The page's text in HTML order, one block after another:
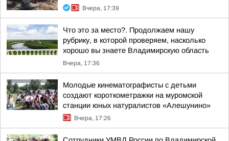
Вчера, 17:39
Что это за место?. Продолжаем нашу
рубрику, в которой проверяем, насколько
хорошо вы знаете Владимирскую область
Вчера, 17:36
Молодые кинематографисты с детьми
создают короткометражки на муромской
станции юных натуралистов «Алешунино»
Вчера, 17:26